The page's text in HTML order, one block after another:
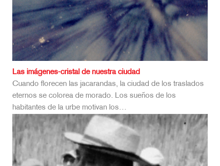
Las imágenes-cristal de nuestra ciudad
Cuando florecen las jacarandas, la ciudad de los traslados
eternos se colorea de morado. Los sueños de los
habitantes de la urbe motivan los…